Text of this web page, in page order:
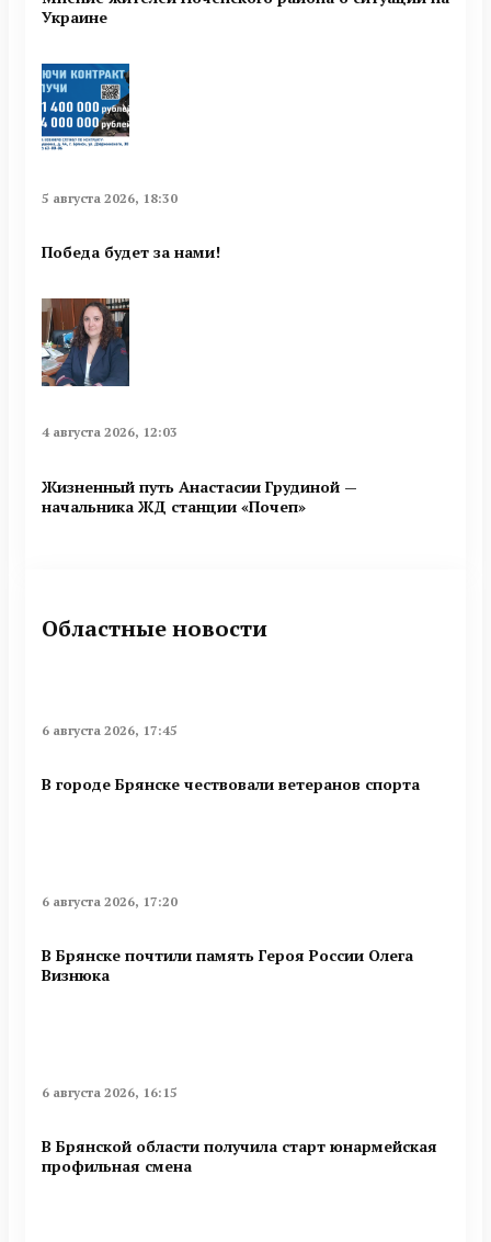
Украине
5 августа 2026, 18:30
Победа будет за нами!
4 августа 2026, 12:03
Жизненный путь Анастасии Грудиной —
начальника ЖД станции «Почеп»
Областные новости
6 августа 2026, 17:45
В городе Брянске чествовали ветеранов спорта
6 августа 2026, 17:20
В Брянске почтили память Героя России Олега
Визнюка
6 августа 2026, 16:15
В Брянской области получила старт юнармейская
профильная смена